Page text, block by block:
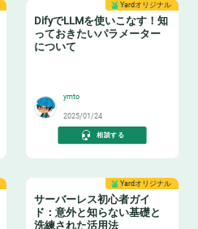
Yardオリジナル
DifyでLLMを使いこなす！知
っておきたいパラメーター
について
ymto
2025/01/24
相談する
Yardオリジナル
サーバーレス初心者ガイ
ド：意外と知らない基礎と
洗練された活用法